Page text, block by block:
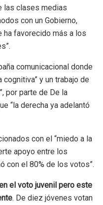
las clases medias
con un Gobierno,
ha favorecido más a los
comunicacional donde
y un trabajo de
por parte de De la
“la derecha ya adelantó
con el “miedo a la
apoyo entre los
con el 80% de los votos”.
el voto juvenil pero este
. De diez jóvenes votan